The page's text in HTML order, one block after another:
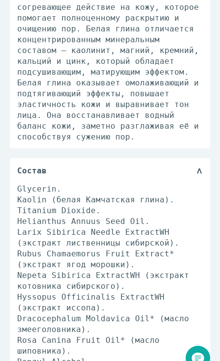
согревающее действие на кожу, которое
помогает полноценному раскрытию и
очищению пор. Белая глина отличается
концентрированным минеральным
составом – каолинит, магний, кремний,
кальций и цинк, который обладает
подсушивающим, матирующим эффектом.
Белая глина оказывает омолаживающий и
подтягивающий эффекты, повышает
эластичность кожи и выравнивает тон
лица. Она восстанавливает водный
баланс кожи, заметно разглаживая её и
способствуя сужению пор.
Состав
Glycerin.
Kaolin (белая Камчатская глина).
Titanium Dioxide.
Helianthus Annuus Seed Oil.
Larix Sibirica Needle ExtractWH
(экстракт лиственницы сибирской).
Rubus Chamaemorus Fruit Extract*
(экстракт ягод морошки).
Nepeta Sibirica ExtractWH (экстракт
котовника сибирского).
Hyssopus Officinalis ExtractWH
(экстракт иссопа).
Dracocephalum Moldavica Oil* (масло
змееголовника).
Rosa Canina Fruit Oil* (масло
шиповника).